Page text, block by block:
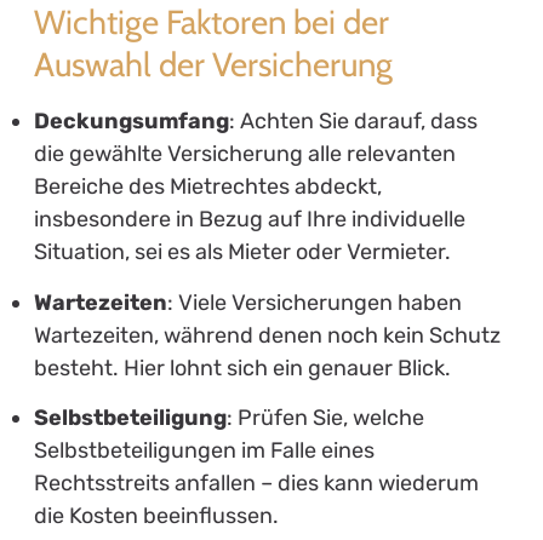
Wichtige Faktoren bei der
Auswahl der Versicherung
Deckungsumfang: Achten Sie darauf, dass
die gewählte Versicherung alle relevanten
Bereiche des Mietrechtes abdeckt,
insbesondere in Bezug auf Ihre individuelle
Situation, sei es als Mieter oder Vermieter.
Wartezeiten: Viele Versicherungen haben
Wartezeiten, während denen noch kein Schutz
besteht. Hier lohnt sich ein genauer Blick.
Selbstbeteiligung: Prüfen Sie, welche
Selbstbeteiligungen im Falle eines
Rechtsstreits anfallen – dies kann wiederum
die Kosten beeinflussen.